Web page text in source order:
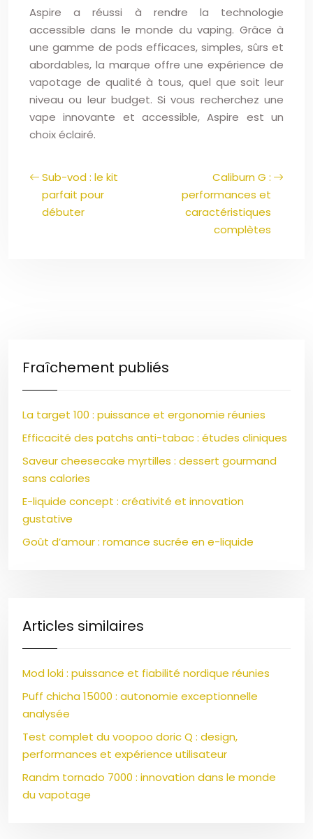
Aspire a réussi à rendre la technologie
accessible dans le monde du vaping. Grâce à
une gamme de pods efficaces, simples, sûrs et
abordables, la marque offre une expérience de
vapotage de qualité à tous, quel que soit leur
niveau ou leur budget. Si vous recherchez une
vape innovante et accessible, Aspire est un
choix éclairé.
Sub-vod : le kit
parfait pour
débuter
Caliburn G :
performances et
caractéristiques
complètes
Fraîchement publiés
La target 100 : puissance et ergonomie réunies
Efficacité des patchs anti-tabac : études cliniques
Saveur cheesecake myrtilles : dessert gourmand
sans calories
E-liquide concept : créativité et innovation
gustative
Goût d’amour : romance sucrée en e-liquide
Articles similaires
Mod loki : puissance et fiabilité nordique réunies
Puff chicha 15000 : autonomie exceptionnelle
analysée
Test complet du voopoo doric Q : design,
performances et expérience utilisateur
Randm tornado 7000 : innovation dans le monde
du vapotage